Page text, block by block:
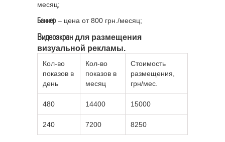
месяц;
Баннер – цена от 800 грн./месяц;
Видеоэкран для размещения
визуальной рекламы.
Кол-во
показов в
день
Кол-во
показов в
месяц
Стоимость
размещения,
грн/мес.
480 14400 15000
240 7200 8250